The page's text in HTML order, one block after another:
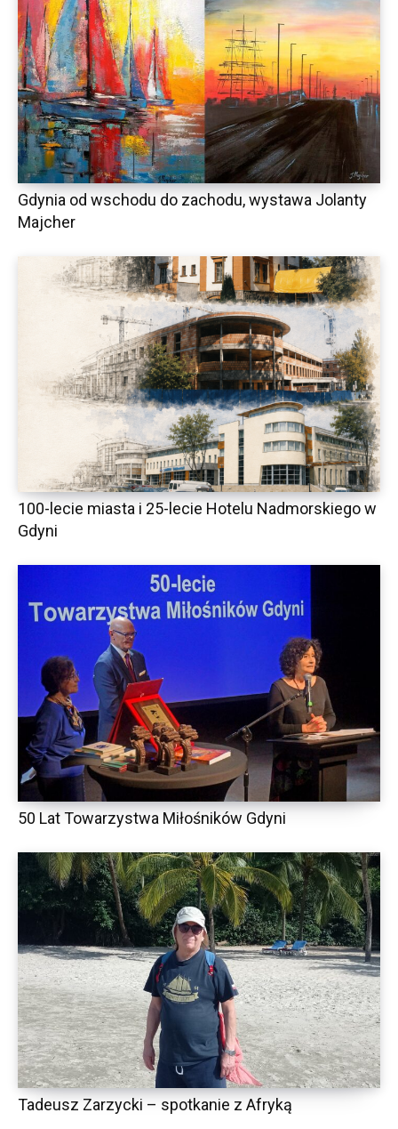
Gdynia od wschodu do zachodu, wystawa Jolanty
Majcher
100-lecie miasta i 25-lecie Hotelu Nadmorskiego w
Gdyni
50 Lat Towarzystwa Miłośników Gdyni
Tadeusz Zarzycki – spotkanie z Afryką